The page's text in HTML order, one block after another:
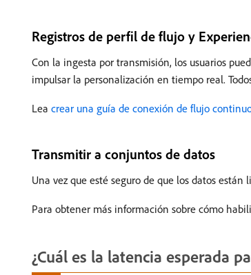
Registros de perfil de flujo y
Con la ingesta por transmisión, los usuarios
impulsar la personalización en tiempo real.
Lea crear una guía de conexión de flujo
Transmitir a conjuntos de datos
Una vez que esté seguro de que los datos
Para obtener más información sobre cómo
¿Cuál es la latencia esperada